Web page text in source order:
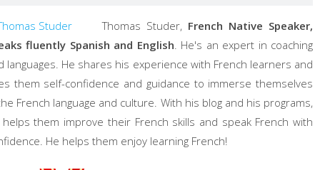
Thomas Studer, French Native Speaker,
fluently Spanish and English . He's an expert in coaching
languages. He shares his experience with French learners and
them self-confidence and guidance to immerse themselves
French language and culture. With his blog and his programs,
them improve their French skills and speak French with
He helps them enjoy learning French!